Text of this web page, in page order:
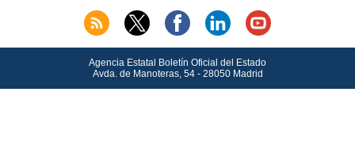
Agencia Estatal Boletín Oficial del Estado
Avda.de Manoteras, 54 - 28050 Madrid